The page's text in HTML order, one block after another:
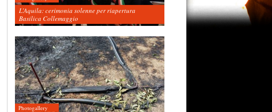
L’Aquila: cerimonia solenne per riapertura
Basilica Collemaggio
Photogallery